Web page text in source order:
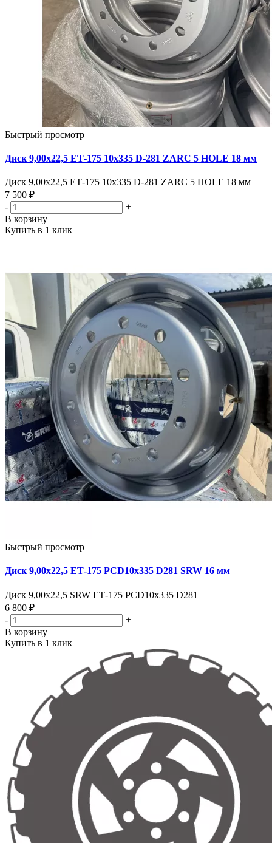
Быстрый просмотр
Диск 9,00х22,5 ЕТ-175 10х335 D-281 ZARC 5 HOLE 18 мм
Диск 9,00х22,5 ЕТ-175 10х335 D-281 ZARC 5 HOLE 18 мм
7 500 ₽
-
+
В корзину
Купить в 1 клик
Быстрый просмотр
Диск 9,00х22,5 ЕТ-175 PCD10x335 D281 SRW 16 мм
Диск 9,00х22,5 SRW ЕТ-175 PCD10x335 D281
6 800 ₽
-
+
В корзину
Купить в 1 клик